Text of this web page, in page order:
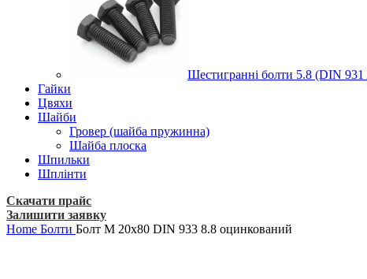
Шестигранні болти 5.8 (DIN 931
Гайки
Цвяхи
Шайби
Гровер (шайба пружинна)
Шайба плоска
Шпильки
Шплінти
Скачати прайс
Залишити заявку
Home Болти Болт М 20х80 DIN 933 8.8 оцинкований